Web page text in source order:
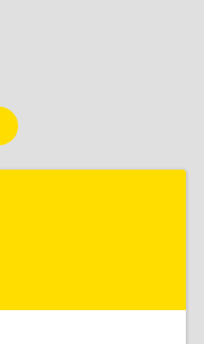
дом № 69